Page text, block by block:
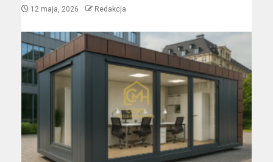
12 maja, 2026 Redakcja